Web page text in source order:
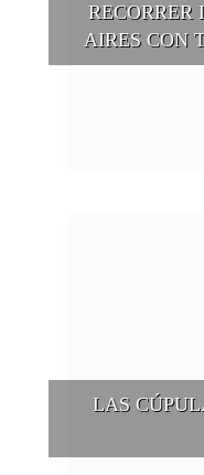
RECORRER
AIRES CON
LAS